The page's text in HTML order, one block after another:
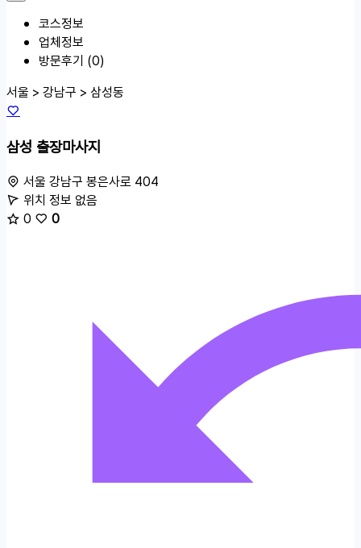
코스정보
업체정보
방문후기 (0)
서울 > 강남구 > 삼성동
삼성 출장마사지
서울 강남구 봉은사로 404
위치 정보 없음
0
0